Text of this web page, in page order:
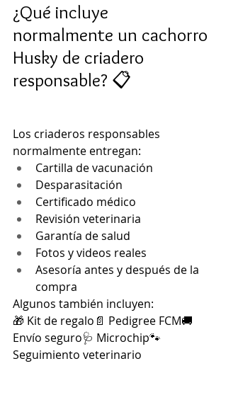
¿Qué incluye
normalmente un cachorro
Husky de criadero
responsable? 📋
Los criaderos responsables
normalmente entregan:
Cartilla de vacunación
Desparasitación
Certificado médico
Revisión veterinaria
Garantía de salud
Fotos y videos reales
Asesoría antes y después de la
compra
Algunos también incluyen:
🎁 Kit de regalo📄 Pedigree FCM🚚
Envío seguro🩺 Microchip🐾
Seguimiento veterinario